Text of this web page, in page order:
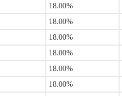
18.00%
18.00%
18.00%
18.00%
18.00%
18.00%